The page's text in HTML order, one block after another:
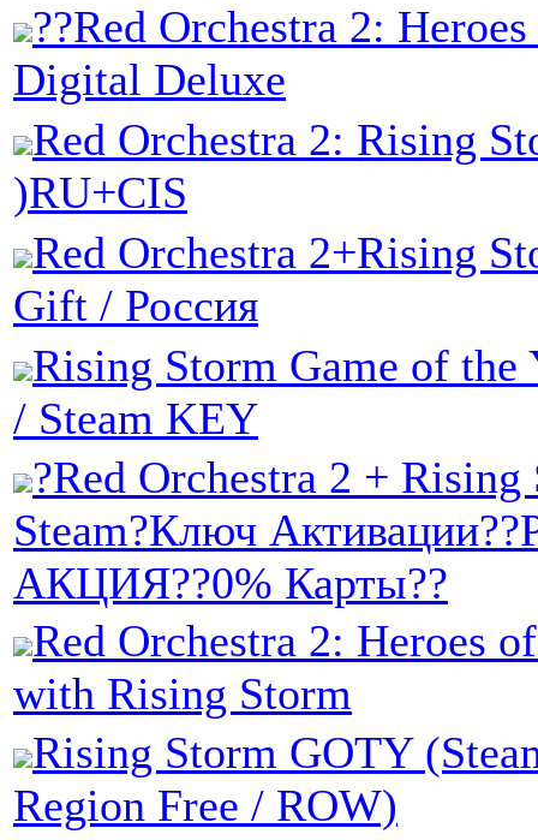
??Red Orchestra 2:
Digital Deluxe
Red Orchestra 2: Rising
)RU+CIS
Red Orchestra 2+Rising
Gift / Россия
Rising Storm Game of the
/ Steam KEY
?Red Orchestra 2 + Rising
Steam?Ключ
АКЦИЯ??0% Карты??
Red Orchestra 2: Heroes
with Rising Storm
Rising Storm GOTY
Region Free / ROW)